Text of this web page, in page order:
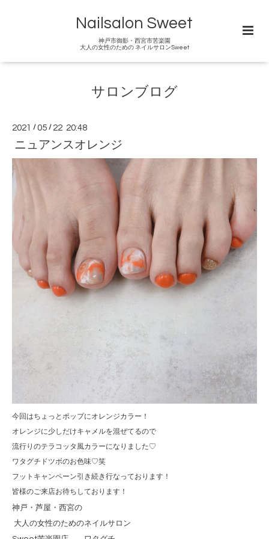
Nailsalon Sweet
神戸市御影・西宮市苦楽園
大人の女性のための ネイルサロンSweet
サロンブログ
2021 /05 / 22 20:48
ニュアンスオレンジ
今回はちょっとポップにオレンジカラー！
オレンジに少しだけキャメルを混ぜてるので
流行りのテラコッタ風カラーになりました♡
ワタグチドツボのお色味♡笑
フットキャンペーン引き続き行なっております！
皆様のご来店お待ちしております！
神戸・芦屋・西宮の
大人の女性のためのネイルサロン